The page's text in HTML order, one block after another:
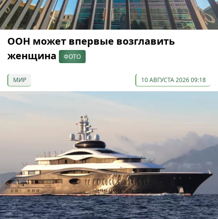
ООН может впервые возглавить
женщина
ФОТО
МИР 10 АВГУСТА 2026 09:18